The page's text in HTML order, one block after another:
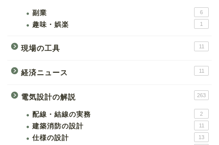
副業 6
趣味・娯楽 1
現場の工具 11
経済ニュース 11
電気設計の解説 263
配線・結線の実務 2
建築消防の設計 11
仕様の設計 13